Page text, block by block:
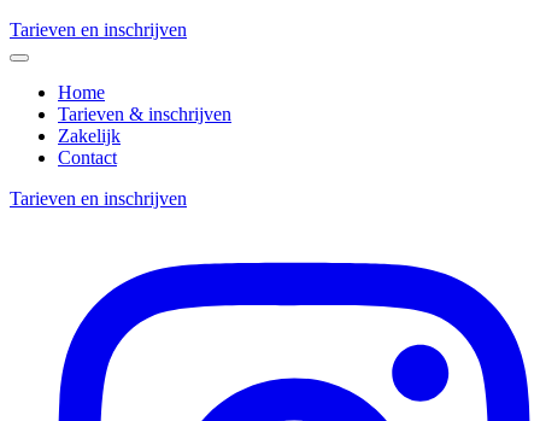
Tarieven en inschrijven
Home
Tarieven & inschrijven
Zakelijk
Contact
Tarieven en inschrijven